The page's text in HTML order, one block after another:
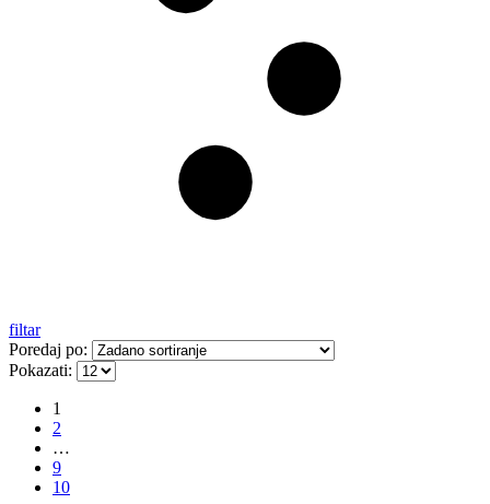
filtar
Poredaj po:
Pokazati:
1
2
…
9
10